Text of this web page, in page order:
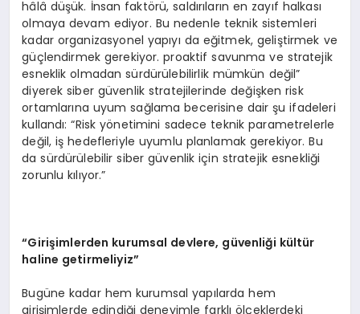
hâlâ düşük. İnsan faktörü, saldırıların en zayıf halkası
olmaya devam ediyor. Bu nedenle teknik sistemleri
kadar organizasyonel yapıyı da eğitmek, geliştirmek ve
güçlendirmek gerekiyor. proaktif savunma ve stratejik
esneklik olmadan sürdürülebilirlik mümkün değil”
diyerek siber güvenlik stratejilerinde değişken risk
ortamlarına uyum sağlama becerisine dair şu ifadeleri
kullandı: “Risk yönetimini sadece teknik parametrelerle
değil, iş hedefleriyle uyumlu planlamak gerekiyor. Bu
da sürdürülebilir siber güvenlik için stratejik esnekliği
zorunlu kılıyor.”
“Girişimlerden kurumsal devlere, güvenliği kültür
haline getirmeliyiz”
Bugüne kadar hem kurumsal yapılarda hem
girişimlerde edindiği deneyimle farklı ölçeklerdeki